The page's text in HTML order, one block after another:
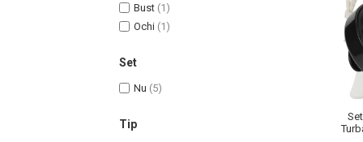
Bust (1)
Ochi (1)
Set
Nu (5)
Tip